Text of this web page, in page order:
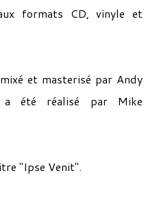
formats CD, vinyle et
et masterisé par Andy
a été réalisé par Mike
"Ipse Venit".